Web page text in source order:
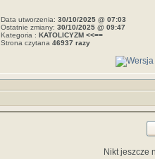
Data utworzenia: 30/10/2025 @ 07:03
Ostatnie zmiany: 30/10/2025 @ 09:47
Kategoria : KATOLICYZM <<==
Strona czytana 46937 razy
Nikt jeszcze